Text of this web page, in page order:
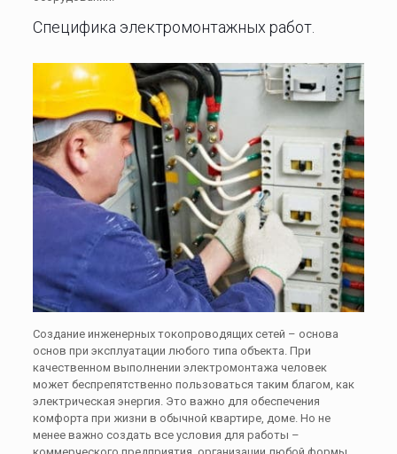
Специфика электромонтажных работ.
Создание инженерных токопроводящих сетей – основа
основ при эксплуатации любого типа объекта. При
качественном выполнении электромонтажа человек
может беспрепятственно пользоваться таким благом, как
электрическая энергия. Это важно для обеспечения
комфорта при жизни в обычной квартире, доме. Но не
менее важно создать все условия для работы –